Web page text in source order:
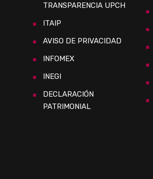
TRANSPARENCIA UPCH
ITAIP
AVISO DE PRIVACIDAD
INFOMEX
INEGI
DECLARACIÓN
PATRIMONIAL